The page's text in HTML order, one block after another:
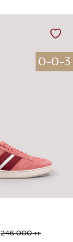
0-0-3
246 000 тг